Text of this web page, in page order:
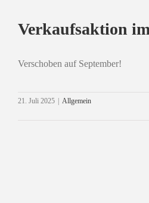
Verkaufsaktion im
Verkaufsaktion
Verschoben auf September!
21. Juli 2025
Allgemein